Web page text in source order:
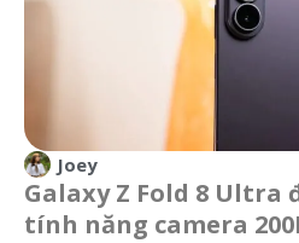
Joey
Galaxy Z Fold 8 Ultra
tính năng camera